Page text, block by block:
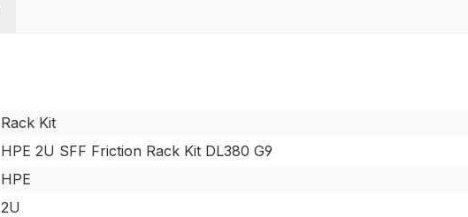
Rack Kit
HPE 2U SFF Friction Rack Kit DL380 G9
HPE
2U